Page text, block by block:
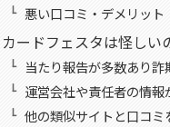
悪い口コミ・デメリット
カードフェスタは怪しい
当たり報告が多数あり詐
運営会社や責任者の情報
他の類似サイトと口コ